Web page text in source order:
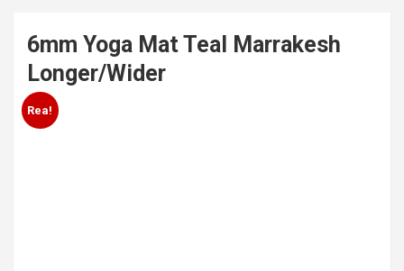
6mm Yoga Mat Teal Marrakesh
Longer/Wider
Rea!